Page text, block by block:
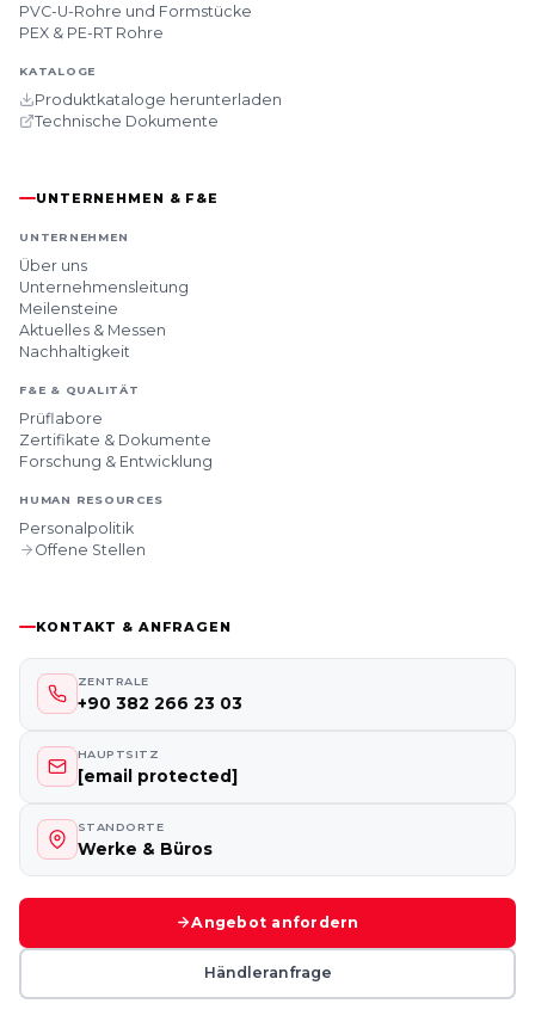
PVC-U-Rohre und Formstücke
PEX & PE-RT Rohre
KATALOGE
Produktkataloge herunterladen
Technische Dokumente
UNTERNEHMEN & F&E
UNTERNEHMEN
Über uns
Unternehmensleitung
Meilensteine
Aktuelles & Messen
Nachhaltigkeit
F&E & QUALITÄT
Prüflabore
Zertifikate & Dokumente
Forschung & Entwicklung
HUMAN RESOURCES
Personalpolitik
Offene Stellen
KONTAKT & ANFRAGEN
ZENTRALE
+90 382 266 23 03
HAUPTSITZ
[email protected]
STANDORTE
Werke & Büros
Angebot anfordern
Händleranfrage